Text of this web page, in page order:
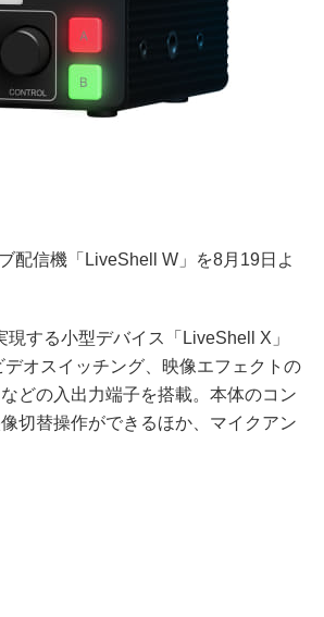
配信機「LiveShell W」を8月19日よ
する小型デバイス「LiveShell X」
オスイッチング、映像エフェクトの
どの入出力端子を搭載。本体のコン
切替操作ができるほか、マイクアン